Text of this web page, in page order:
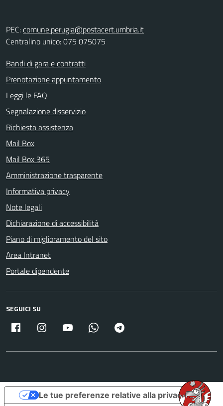
PEC:comune.perugia@postacert.umbria.it
Centralino unico: 075 075075
Bandi di gara e contratti
Prenotazione appuntamento
Leggi le FAQ
Segnalazione disservizio
Richiesta assistenza
Mail Box
Mail Box 365
Amministrazione trasparente
Informativa privacy
Note legali
Dichiarazione di accessibilità
Piano di miglioramento del sito
Area Intranet
Portale dipendente
SEGUICI SU
Facebook Instagram Youtube Whatsapp
Le tue preferenze relative alla privacy